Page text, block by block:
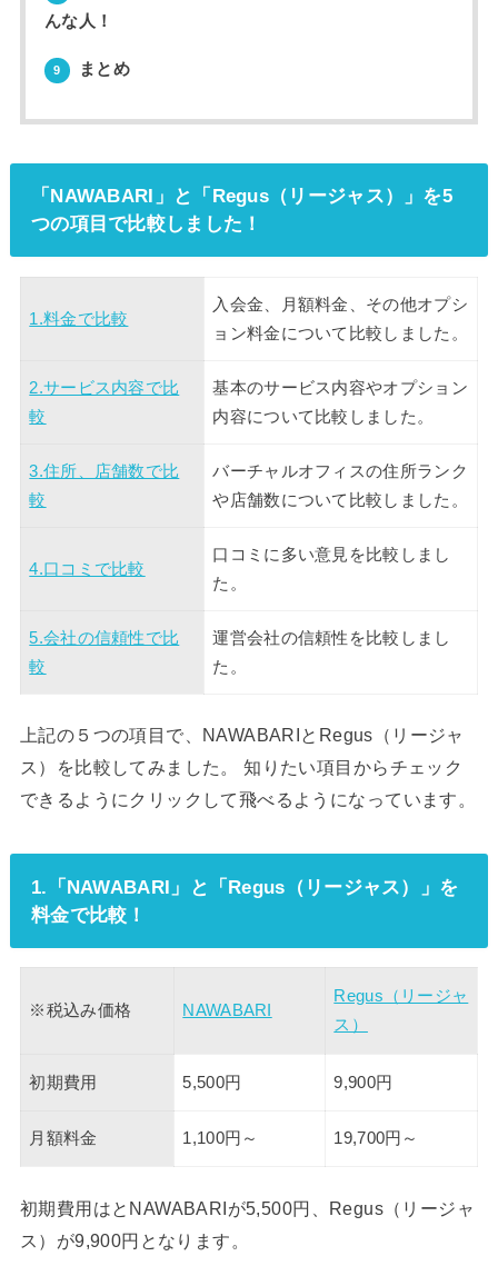
んな人！
9 まとめ
「NAWABARI」と「Regus（リージャス）」を5
つの項目で比較しました！
1.料金で比較
入会金、月額料金、その他オプシ
ョン料金について比較しました。
2.サービス内容で比
較
基本のサービス内容やオプション
内容について比較しました。
3.住所、店舗数で比
較
バーチャルオフィスの住所ランク
や店舗数について比較しました。
4.口コミで比較
口コミに多い意見を比較しまし
た。
5.会社の信頼性で比
較
運営会社の信頼性を比較しまし
た。
上記の５つの項目で、NAWABARIとRegus（リージャ
ス）を比較してみました。 知りたい項目からチェック
できるようにクリックして飛べるようになっています。
1.「NAWABARI」と「Regus（リージャス）」を
料金で比較！
※税込み価格 NAWABARI
Regus（リージャ
ス）
初期費用 5,500円 9,900円
月額料金 1,100円～ 19,700円～
初期費用はとNAWABARIが5,500円、Regus（リージャ
ス）が9,900円となります。